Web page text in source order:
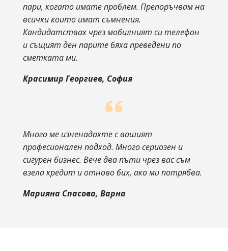
пари, когато имате проблем. Препоръчвам на
всички които имат съмнения.
Кандидатствах чрез мобилният си телефон
и същият ден парите бяха преведени по
сметката ми.
Красимир Георгиев, София
Много ме изненадахте с вашият
професионален подход. Много сериозен и
сигурен бизнес. Вече два пъти чрез вас съм
взела кредит и отново бих, ако ми потрябва.
Марияна Спасова, Варна